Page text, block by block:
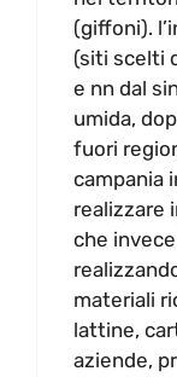
(giffoni).
(siti scelti
e nn dal
umida,
fuori
campania
realizzare
che
materiali
lattine,
aziende,